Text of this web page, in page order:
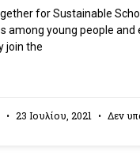
for Sustainable
among young people and
join the
23 Ιουλίου, 2021
Δεν